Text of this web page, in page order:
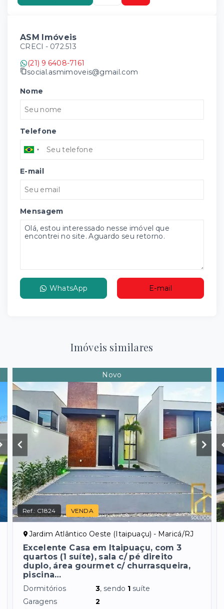
ASM Imóveis
CRECI - 072.513
(21) 9 6408-7161
social.asmimoveis@gmail.com
Nome
Telefone
E-mail
Mensagem
WhatsApp E-mail
Imóveis similares
Novo
Ref.: C1824 VENDA
Jardim Atlântico Oeste (Itaipuaçu) - Maricá/RJ
Excelente Casa em Itaipuaçu, com 3
quartos (1 suíte), sala c/ pé direito
duplo, área gourmet c/ churrasqueira,
piscina…
Dormitórios 3, sendo 1 suíte
Garagens
2